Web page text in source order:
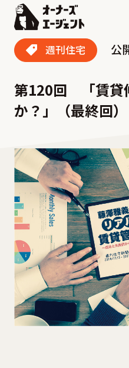
週刊住宅
公
第120回 「賃貸
か？」（最終回）